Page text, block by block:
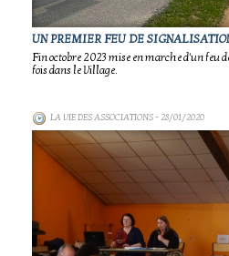
UN PREMIER FEU DE
Fin octobre 2023 mise en marche d'un feu
fois dans le Village.
LA VIE DES ASSOCIATIONS- 28/01/2020